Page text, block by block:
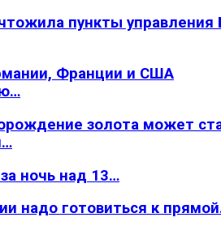
пункты
Франции и США
золота может
ночь над 13…
надо готовиться к